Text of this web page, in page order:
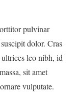
pulvinar
dolor. Cras
leo nibh, id
sit amet
vulputate.